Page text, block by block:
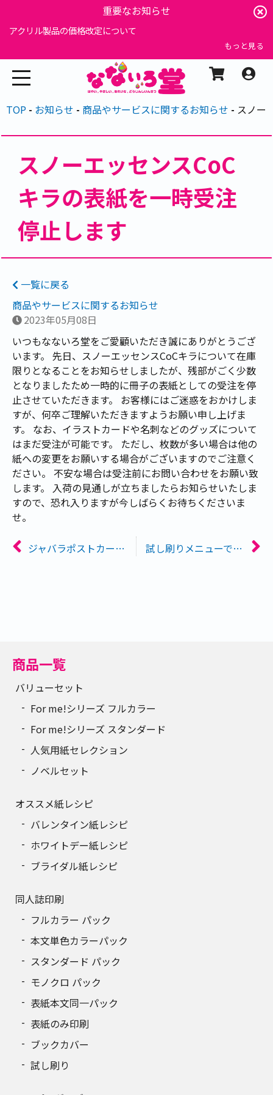
重要なお知らせ
アクリル製品の価格改定について
もっと見る
TOP お知らせ 商品やサービスに関するお知らせ スノー
スノーエッセンスCoC
キラの表紙を一時受注
停止します
一覧に戻る
商品やサービスに関するお知らせ
2023年05月08日
いつもなないろ堂をご愛顧いただき誠にありがとうござ
います。 先日、スノーエッセンスCoCキラについて在庫
限りとなることをお知らせしましたが、残部がごく少数
となりましたため一時的に冊子の表紙としての受注を停
止させていただきます。 お客様にはご迷惑をおかけしま
すが、何卒ご理解いただきますようお願い申し上げま
す。 なお、イラストカードや名刺などのグッズについて
はまだ受注が可能です。 ただし、枚数が多い場合は他の
紙への変更をお願いする場合がございますのでご注意く
ださい。 不安な場合は受注前にお問い合わせをお願い致
します。 入荷の見通しが立ちましたらお知らせいたしま
すので、恐れ入りますが今しばらくお待ちくださいま
せ。
ジャバラポストカードを受注開始しました 試し刷りメニューでもネコポスを選択可能になりました
商品一覧
バリューセット
For me!シリーズ フルカラー
For me!シリーズ スタンダード
人気用紙セレクション
ノベルセット
オススメ紙レシピ
バレンタイン紙レシピ
ホワイトデー紙レシピ
ブライダル紙レシピ
同人誌印刷
フルカラー パック
本文単色カラーパック
スタンダード パック
モノクロ パック
表紙本文同一パック
表紙のみ印刷
ブックカバー
試し刷り